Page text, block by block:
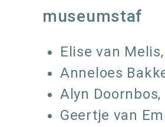
museumstaf
Elise van
Anneloes
Alyn
Geertje van